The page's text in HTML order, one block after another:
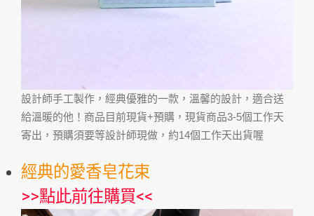
設計師手工製作，經典優雅的一款，溫馨的設計，適合送
給溫暖的他！商品目前現貨+預購，現貨商品3-5個工作天
寄出，預購須要等設計師現做，約14個工作天出貨喔
經典的愛香皂花束
>>點此前往購買<<